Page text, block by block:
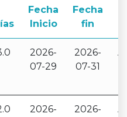
Fecha
Inicio
Fecha
fin
2026-
07-29
2026-
07-31
2026-
2026-